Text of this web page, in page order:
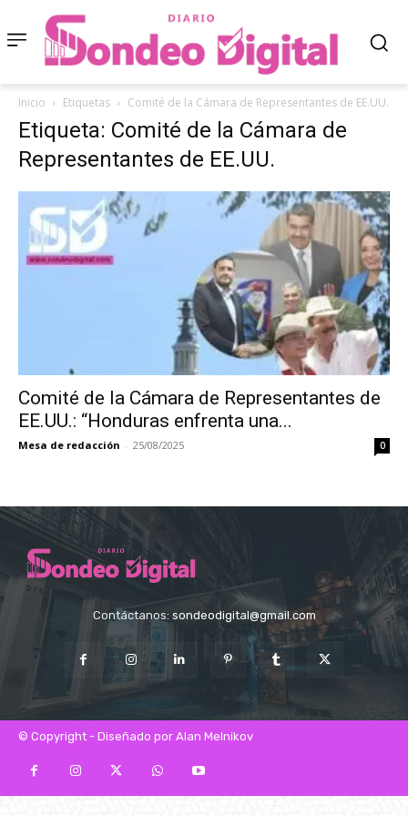
Inicio Etiquetas Comité de la Cámara de Representantes de EE.UU.
Etiqueta: Comité de la Cámara de
Representantes de EE.UU.
Comité de la Cámara de Representantes de
EE.UU.: “Honduras enfrenta una...
Mesa de redacción - 25/08/2025 0
Contáctanos: sondeodigital@gmail.com
© Copyright - Diseñado por Alan Melnikov